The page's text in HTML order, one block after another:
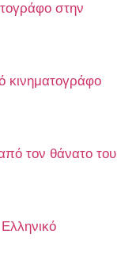
στην
κινηματογράφο
τον θάνατο του